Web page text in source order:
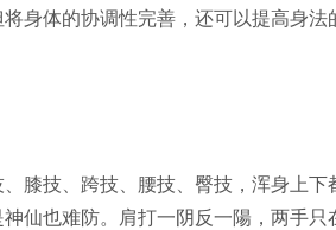
身体的协调性完善，还可以提高身
膝技、跨技、腰技、臀技，浑身上
仙也难防。肩打一阴反一陽，两手